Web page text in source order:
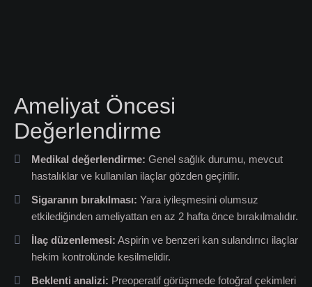
Ameliyat Öncesi
Değerlendirme
Medikal değerlendirme: Genel sağlık durumu, mevcut
hastalıklar ve kullanılan ilaçlar gözden geçirilir.
Sigaranın bırakılması: Yara iyileşmesini olumsuz
etkilediğinden ameliyattan en az 2 hafta önce bırakılmalıdır.
İlaç düzenlemesi: Aspirin ve benzeri kan sulandırıcı ilaçlar
hekim kontrolünde kesilmelidir.
Beklenti analizi: Preoperatif görüşmede fotoğraf çekimleri